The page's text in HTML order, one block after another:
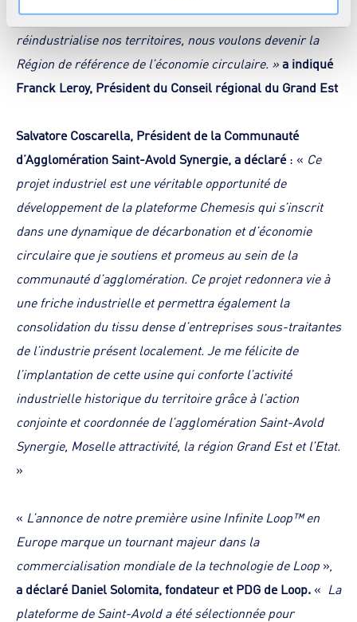
simple : l’environnement crée des emplois et
réindustrialise nos territoires, nous voulons devenir la
Région de référence de l’économie circulaire. »a indiqué
Franck Leroy, Président du Conseil régional du Grand Est
Salvatore Coscarella, Président de la Communauté
d’Agglomération Saint-Avold Synergie, a déclaré: « Ce
projet industriel est une véritable opportunité de
développement de la plateforme Chemesis qui s’inscrit
dans une dynamique de décarbonation et d’économie
circulaire que je soutiens et promeus au sein de la
communauté d’agglomération. Ce projet redonnera vie à
une friche industrielle et permettra également la
consolidation du tissu dense d’entreprises sous-traitantes
de l’industrie présent localement. Je me félicite de
l’implantation de cette usine qui conforte l’activité
industrielle historique du territoire grâce à l’action
conjointe et coordonnée de l’agglomération Saint-Avold
Synergie, Moselle attractivité, la région Grand Est et l’Etat.
»
« L’annonce de notre première usine Infinite Loop™ en
Europe marque un tournant majeur dans la
commercialisation mondiale de la technologie de Loop »,
a déclaré Daniel Solomita, fondateur et PDG de Loop.« La
plateforme de Saint-Avold a été sélectionnée pour